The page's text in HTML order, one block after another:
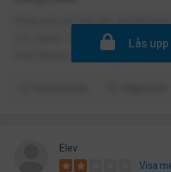
Börja inte på den här
och lärare. Snåla med pengar
med deras utbildning och
Lås
Elev
Visa